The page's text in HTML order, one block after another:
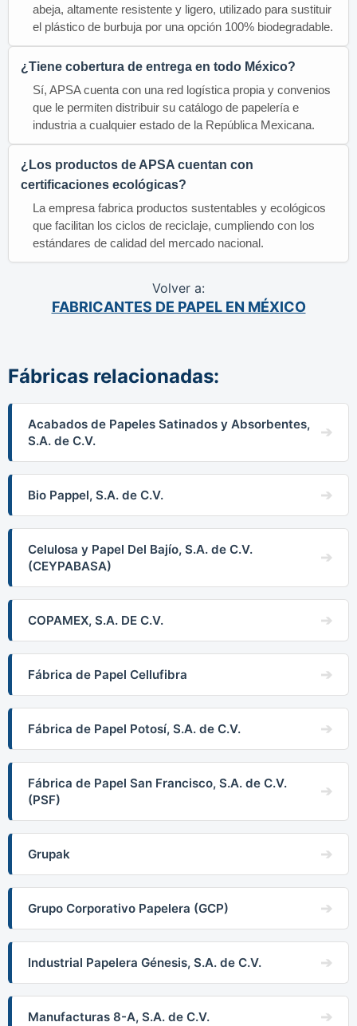
abeja, altamente resistente y ligero, utilizado para sustituir
el plástico de burbuja por una opción 100% biodegradable.
¿Tiene cobertura de entrega en todo México?
Sí, APSA cuenta con una red logística propia y convenios
que le permiten distribuir su catálogo de papelería e
industria a cualquier estado de la República Mexicana.
¿Los productos de APSA cuentan con
certificaciones ecológicas?
La empresa fabrica productos sustentables y ecológicos
que facilitan los ciclos de reciclaje, cumpliendo con los
estándares de calidad del mercado nacional.
Volver a:
FABRICANTES DE PAPEL EN MÉXICO
Fábricas relacionadas:
Acabados de Papeles Satinados y Absorbentes,
S.A. de C.V.
Bio Pappel, S.A. de C.V.
Celulosa y Papel Del Bajío, S.A. de C.V.
(CEYPABASA)
COPAMEX, S.A. DE C.V.
Fábrica de Papel Cellufibra
Fábrica de Papel Potosí, S.A. de C.V.
Fábrica de Papel San Francisco, S.A. de C.V.
(PSF)
Grupak
Grupo Corporativo Papelera (GCP)
Industrial Papelera Génesis, S.A. de C.V.
Manufacturas 8-A, S.A. de C.V.